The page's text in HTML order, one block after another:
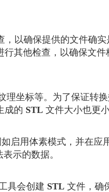
，以确保提供的文件确实
其他检查，以确保文
理坐标等。为了保证转
成的 STL 文件大小也更小
启用体素模式，并在应
示的数据。
具会创建 STL 文件，确